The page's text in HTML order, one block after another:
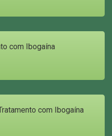
com Ibogaína
com Ibogaína